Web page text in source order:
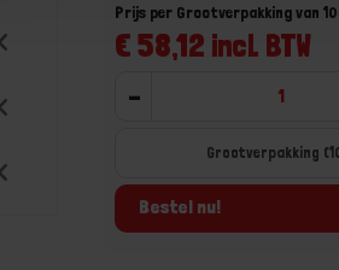
€ 58,12 incl. BTW
Prijs per Grootverpakking van
-
Grootverpakking
Bestel nu!